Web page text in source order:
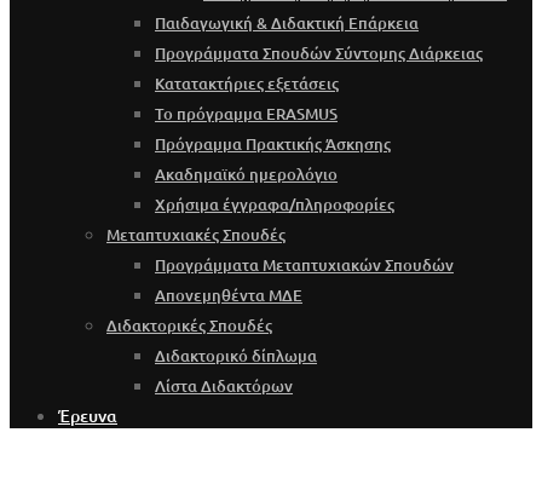
Παιδαγωγική & Διδακτική Επάρκεια
Προγράμματα Σπουδών Σύντομης Διάρκειας
Κατατακτήριες εξετάσεις
Το πρόγραμμα ERASMUS
Πρόγραμμα Πρακτικής Άσκησης
Ακαδημαϊκό ημερολόγιο
Χρήσιμα έγγραφα/πληροφορίες
Μεταπτυχιακές Σπουδές
Προγράμματα Μεταπτυχιακών Σπουδών
Απονεμηθέντα ΜΔΕ
Διδακτορικές Σπουδές
Διδακτορικό δίπλωμα
Λίστα Διδακτόρων
Έρευνα